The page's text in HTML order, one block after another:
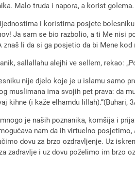
Malo truda i napora, a korist golema.
i koristima posjete
Ja sam se bio razbolio, a ti Me nisi
li da si ga posjetio da bi Mene kod
sallallahu alejhi ve sellem, rekao:
nije djelo koje je u islamu samo
muslimana ima svojih pet prava: da
kihne (i kaže elhamdu lillah).“(Buhari,
je naših poznanika, komšija i
nam da ih virtuelno
dovu za brzo ozdravljenje. Uz
zadravlje i uz dovu poželimo im brzo